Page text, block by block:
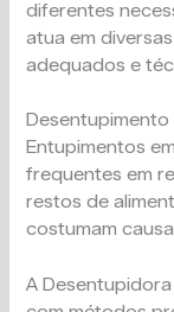
diferentes
atua em
adequados e
Desentupimento
Entupimentos
frequentes em
restos de
costumam
A